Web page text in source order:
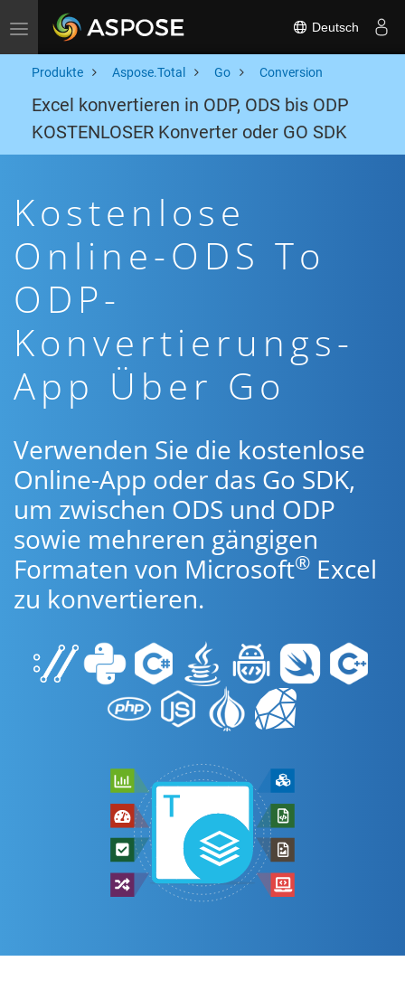
Toggle navigation Deutsch
Produkte Aspose.Total Go Conversion
Excel konvertieren in ODP, ODS bis ODP
KOSTENLOSER Konverter oder GO SDK
Kostenlose
Online-ODS To
ODP-
Konvertierungs-
App Über Go
Verwenden Sie die kostenlose
Online-App oder das Go SDK,
um zwischen ODS und ODP
sowie mehreren gängigen
Formaten von Microsoft® Excel
zu konvertieren.